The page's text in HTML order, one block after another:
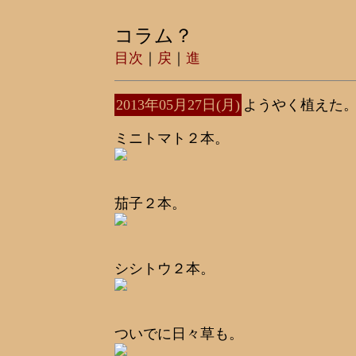
コラム？
目次 戻 進
2013年05月27日(月) ようやく植えた
ミニトマト２本。
茄子２本。
シシトウ２本。
ついでに日々草も。